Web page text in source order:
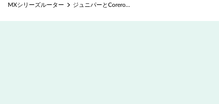
MXシリーズルーター ジュニパーとCoreroのDDoS攻撃防御ソリューション